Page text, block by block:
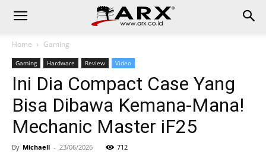
Home Gaming
Gaming Hardware Review Video
Ini Dia Compact Case Yang
Bisa Dibawa Kemana-Mana!
Mechanic Master iF25
By Michaell - 23/06/2026 712